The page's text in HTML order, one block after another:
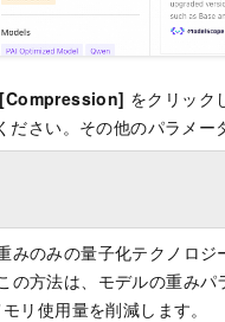
[Compression] をクリック
ださい。その他のパラメー
みのみの量子化テクノロジ
の方法は、モデルの重み
リ使用量を削減します。